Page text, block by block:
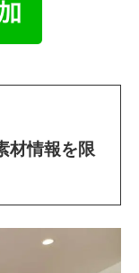
材情報を限